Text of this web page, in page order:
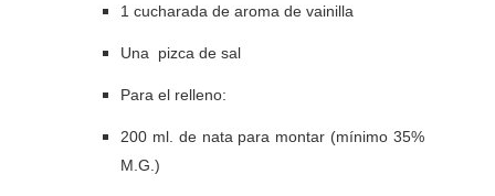
1 cucharada de aroma de vainilla
Una pizca de sal
Para el relleno:
200 ml. de nata para montar (mínimo 35%
M.G.)